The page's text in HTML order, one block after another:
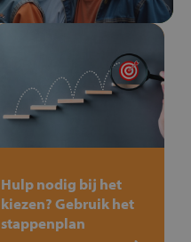
Hulp nodig bij het
kiezen? Gebruik het
stappenplan